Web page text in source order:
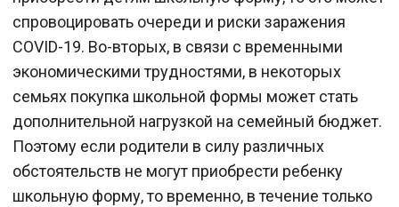
спровоцировать очереди и риски заражения
COVID-19. Во-вторых, в связи с временными
экономическими трудностями, в некоторых
семьях покупка школьной формы может стать
дополнительной нагрузкой на семейный бюджет.
Поэтому если родители в силу различных
обстоятельств не могут приобрести ребенку
школьную форму, то временно, в течение только